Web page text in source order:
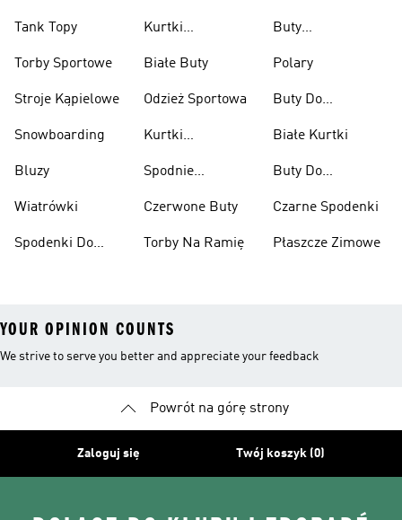
Tank Topy
Torby Sportowe
Stroje Kąpielowe
Snowboarding
Bluzy
Wiatrówki
Spodenki Do
Kurtki
Białe Buty
Odzież Sportowa
Kurtki
Spodnie
Czerwone Buty
Torby Na Ramię
Buty
Polary
Buty Do
Ciężarów
Białe Kurtki
Buty Do
Czarne Spodenki
Płaszcze Zimowe
YOUR OPINION COUNTS
We strive to serve you better and appreciate your feedback
Powrót na górę strony
Zaloguj się Twój koszyk (0)